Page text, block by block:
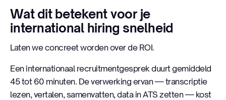
Wat dit betekent voor je
international hiring snelheid
Laten we concreet worden over de ROI.
Een internationaal recruitmentgesprek duurt gemiddeld
45 tot 60 minuten. De verwerking ervan — transcriptie
lezen, vertalen, samenvatten, data in ATS zetten — kost